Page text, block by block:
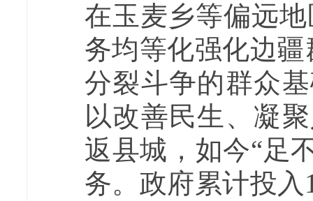
在玉麦乡等偏远
务均等化强化边
分裂斗争的群众
以改善民生、凝
返县城，如今“足
务。政府累计投